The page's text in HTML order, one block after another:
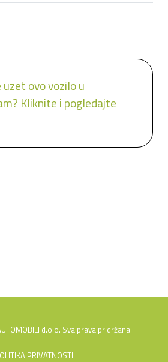
ovo vozilo u
Kliknite i pogledajte
d.o.o. Sva prava pridržana.
PRIVATNOSTI